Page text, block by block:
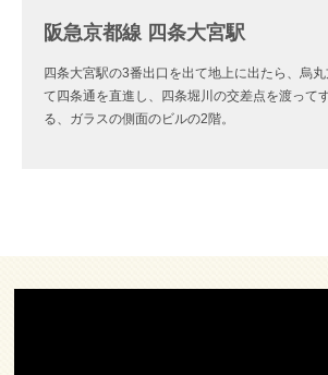
阪急京都線 四条大宮駅
四条大宮駅の3番出口を出て地上に出たら、烏
て四条通を直進し、四条堀川の交差点を渡って
る、ガラスの側面のビルの2階。